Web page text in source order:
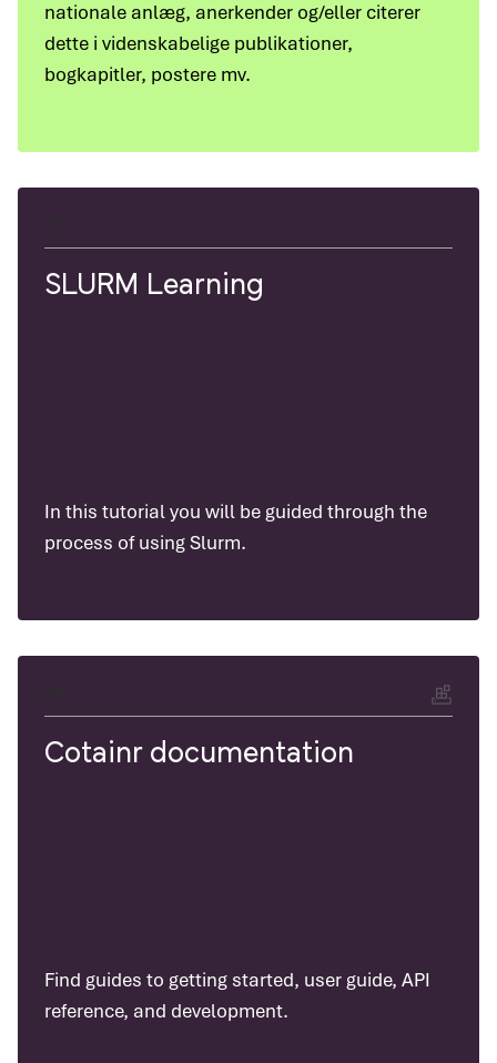
nationale anlæg, anerkender og/eller citerer
dette i videnskabelige publikationer,
bogkapitler, postere mv.
SLURM Learning
In this tutorial you will be guided through the
process of using Slurm.
Cotainr documentation
Find guides to getting started, user guide, API
reference, and development.